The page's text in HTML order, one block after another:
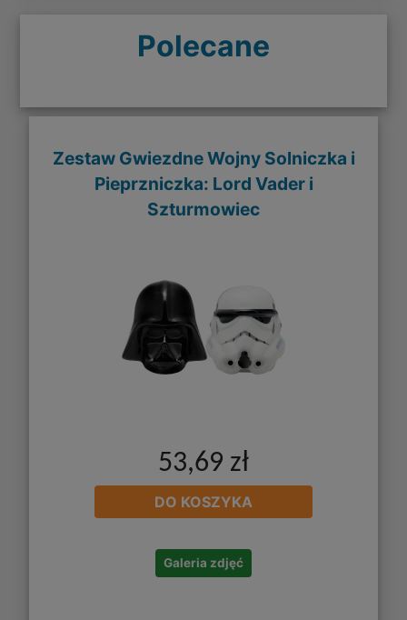
Polecane
Zestaw Gwiezdne Wojny Solniczka i
Pieprzniczka: Lord Vader i
Szturmowiec
53,69 zł
DO KOSZYKA
Galeria zdjęć